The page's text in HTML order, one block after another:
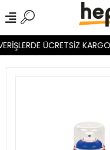
ÜCRETSİZ KARGO!